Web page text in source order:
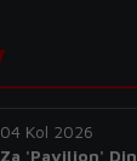
04 Kol 2026
Za 'Paviljon'